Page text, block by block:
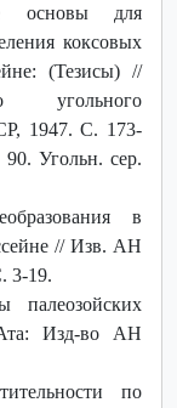
основы для
коксовых
(Тезисы) //
угольного
1947. С. 173-
Угольн. сер.
в
// Изв. АН
3-19.
Изд-во АН
по